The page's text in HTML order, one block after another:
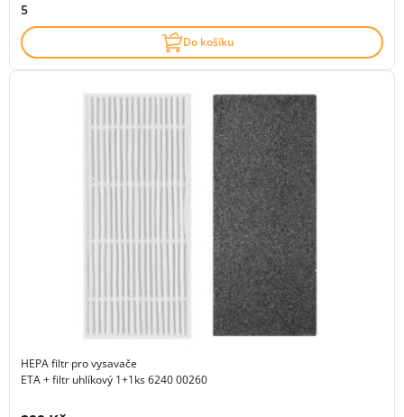
5
Do košíku
HEPA filtr pro vysavače
ETA + filtr uhlíkový 1+1ks 6240 00260